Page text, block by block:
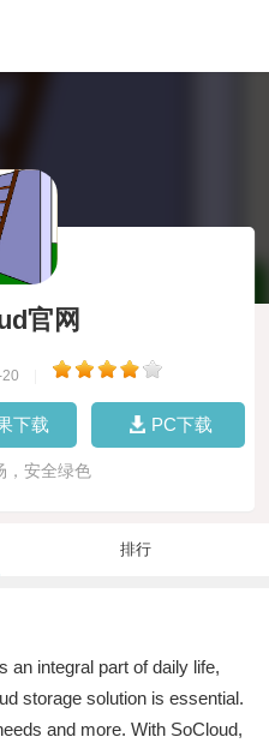
官网
下载 PC下载
，安全绿色
排行
an integral part of daily life,
storage solution is essential.
and more. With SoCloud,